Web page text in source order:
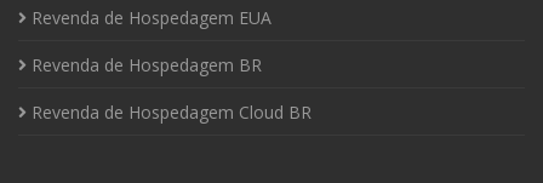
Revenda de Hospedagem EUA
Revenda de Hospedagem BR
Revenda de Hospedagem Cloud BR